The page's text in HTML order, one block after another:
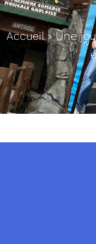
Accueil»Une